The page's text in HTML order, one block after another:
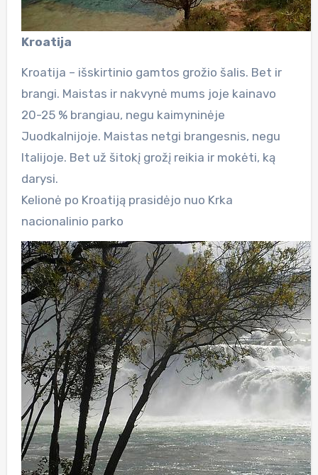
Kroatija
Kroatija – išskirtinio gamtos grožio šalis. Bet ir
brangi. Maistas ir nakvynė mums joje kainavo
20-25 % brangiau, negu kaimyninėje
Juodkalnijoje. Maistas netgi brangesnis, negu
Italijoje. Bet už šitokį grožį reikia ir mokėti, ką
darysi.
Kelionė po Kroatiją prasidėjo nuo Krka
nacionalinio parko